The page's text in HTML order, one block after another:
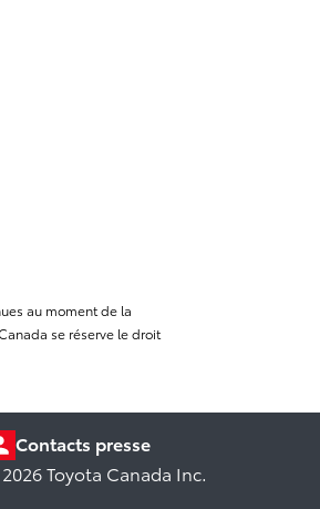
au moment de la
se réserve le droit
Contacts presse
Toyota Canada Inc.